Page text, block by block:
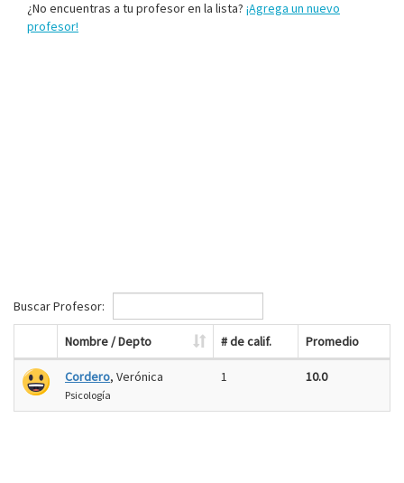
¿No encuentras a tu profesor en la lista? ¡Agrega un nuevo
profesor!
Buscar Profesor:
Nombre / Depto # de calif. Promedio
Cordero, Verónica
Psicología
1 10.0